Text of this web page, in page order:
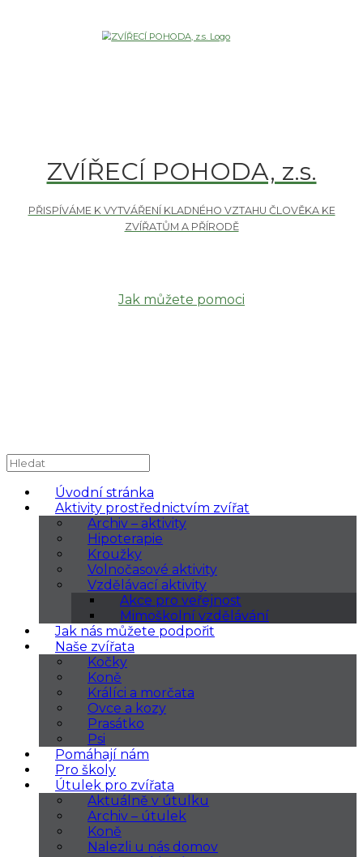
ZVÍŘECÍ POHODA, z.s.
Jak můžete pomoci
Úvodní stránka
Aktivity prostřednictvím zvířat
Archiv – aktivity
Hipoterapie
Kroužky
Volnočasové aktivity
Vzdělávací aktivity
Akce pro veřejnost
Mimoškolní vzdělávání
Jak nás můžete podpořit
Naše zvířata
Kočky
Koně
Králíci a morčata
Ovce a kozy
Prasátko
Psi
Pomáhají nám
Pro školy
Útulek pro zvířata
Aktuálně v útulku
Archiv – útulek
Koně
Nalezli u nás domov